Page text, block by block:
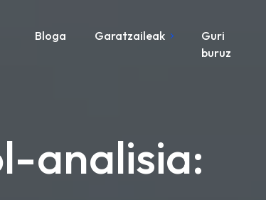
Bloga Garatzaileak
Guri
buruz
analisia: